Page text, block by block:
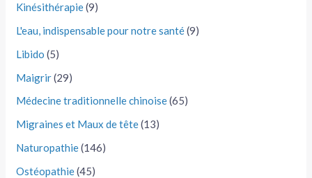
Kinésithérapie(9)
L'eau, indispensable pour notre santé(9)
Libido (5)
Maigrir(29)
Médecine traditionnelle chinoise(65)
Migraines et Maux de tête(13)
Naturopathie(146)
Ostéopathie(45)